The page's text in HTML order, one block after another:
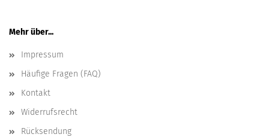
Mehr über...
Impressum
Häufige Fragen (FAQ)
Kontakt
Widerrufsrecht
Rücksendung